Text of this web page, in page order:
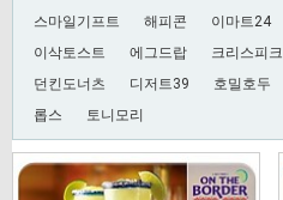
스마일기프트
해피콘 이마트24
이삭토스트
에그드랍 크리스피
던킨도너츠
디저트39 호밀호두
롭스
토니모리